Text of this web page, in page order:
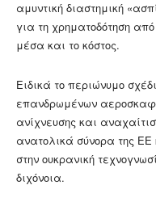
αμυντική διαστημική
για τη χρηματοδότηση
μέσα και το κόστος.
Ειδικά το περιώνυμο
επανδρωμένων
ανίχνευσης και
ανατολικά σύνορα της ΕΕ
στην ουκρανική
διχόνοια.